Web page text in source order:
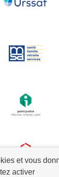
et vous
activer